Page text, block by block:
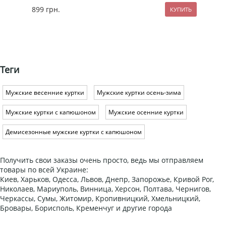
899 грн.
Теги
Мужские весенние куртки Мужские куртки осень-зима
Мужские куртки с капюшоном Мужские осенние куртки
Демисезонные мужские куртки с капюшоном
Получить свои заказы очень просто, ведь мы отправляем
товары по всей Украине:
Киев, Харьков, Одесса, Львов, Днепр, Запорожье, Кривой Рог,
Николаев, Мариуполь, Винница, Херсон, Полтава, Чернигов,
Черкассы, Сумы, Житомир, Кропивницкий, Хмельницкий,
Бровары, Борисполь, Кременчуг и другие города